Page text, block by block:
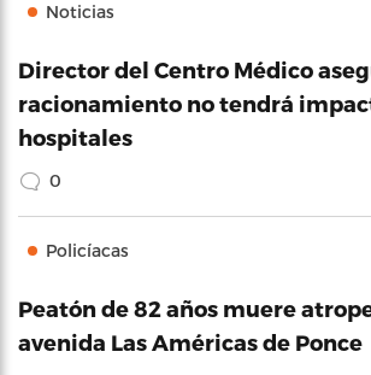
Noticias
Director del Centro Médico
racionamiento no tendrá
hospitales
0
Policíacas
Peatón de 82 años muere
avenida Las Américas de Ponce